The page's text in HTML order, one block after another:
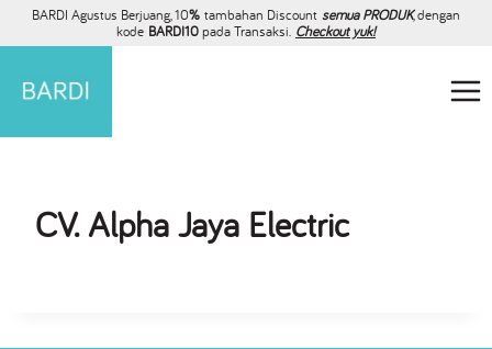
BARDI Agustus Berjuang, 10% tambahan Discount semua PRODUK, dengan
kode BARDI10pada Transaksi. Checkout yuk!
CV. Alpha Jaya Electric